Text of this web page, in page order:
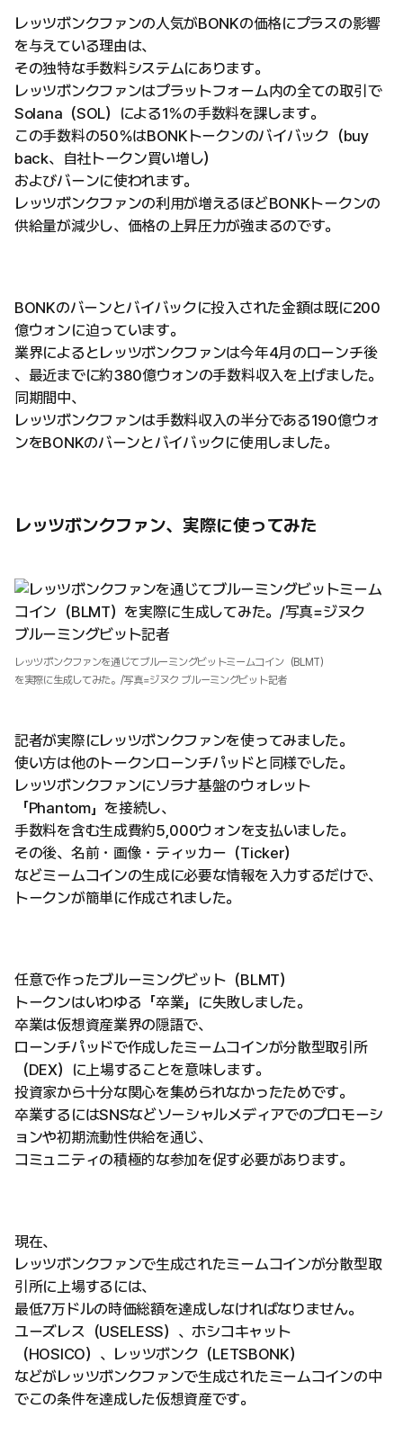
レッツボンクファンの人気がBONKの価格にプラスの影響
を与えている理由は、
その独特な手数料システムにあります。
レッツボンクファンはプラットフォーム内の全ての取引で
Solana（SOL）による1％の手数料を課します。
この手数料の50％はBONKトークンのバイバック（buy
back、自社トークン買い増し）
およびバーンに使われます。
レッツボンクファンの利用が増えるほどBONKトークンの
供給量が減少し、価格の上昇圧力が強まるのです。
BONKのバーンとバイバックに投入された金額は既に200
億ウォンに迫っています。
業界によるとレッツボンクファンは今年4月のローンチ後
、最近までに約380億ウォンの手数料収入を上げました。
同期間中、
レッツボンクファンは手数料収入の半分である190億ウォ
ンをBONKのバーンとバイバックに使用しました。
レッツボンクファン、実際に使ってみた
レッツボンクファンを通じてブルーミングビットミームコイン（BLMT）
を実際に生成してみた。/写真=ジヌク ブルーミングビット記者
記者が実際にレッツボンクファンを使ってみました。
使い方は他のトークンローンチパッドと同様でした。
レッツボンクファンにソラナ基盤のウォレット
「Phantom」を接続し、
手数料を含む生成費約5,000ウォンを支払いました。
その後、名前・画像・ティッカー（Ticker）
などミームコインの生成に必要な情報を入力するだけで、
トークンが簡単に作成されました。
任意で作ったブルーミングビット（BLMT）
トークンはいわゆる「卒業」に失敗しました。
卒業は仮想資産業界の隠語で、
ローンチパッドで作成したミームコインが分散型取引所
（DEX）に上場することを意味します。
投資家から十分な関心を集められなかったためです。
卒業するにはSNSなどソーシャルメディアでのプロモーシ
ョンや初期流動性供給を通じ、
コミュニティの積極的な参加を促す必要があります。
現在、
レッツボンクファンで生成されたミームコインが分散型取
引所に上場するには、
最低7万ドルの時価総額を達成しなければなりません。
ユーズレス（USELESS）、ホシコキャット
（HOSICO）、レッツボンク（LETSBONK）
などがレッツボンクファンで生成されたミームコインの中
でこの条件を達成した仮想資産です。